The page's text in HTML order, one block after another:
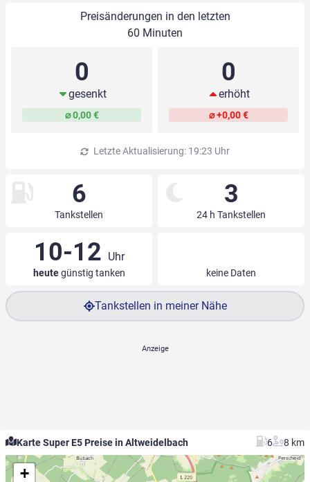
Preisänderungen in den letzten
60 Minuten
0
gesenkt
⌀ 0,00 €
0
erhöht
⌀ +0,00 €
Letzte Aktualisierung: 19:23 Uhr
6
Tankstellen
3
24 h Tankstellen
10-12 Uhr
heutegünstig tanken keine Daten
Tankstellen in meiner Nähe
Karte Super E5 Preise in Altweidelbach 6 8 km
+